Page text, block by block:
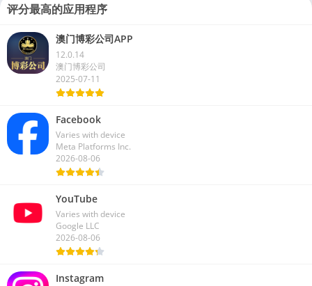
评分最高的应用程序
澳门博彩公司APP
12.0.14
澳门博彩公司
2025-07-11
Facebook
Varies with device
Meta Platforms Inc.
2026-08-06
YouTube
Varies with device
Google LLC
2026-08-06
Instagram